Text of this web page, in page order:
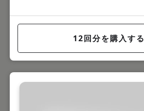
12回分を購入する